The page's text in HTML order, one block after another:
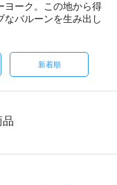
ヨーク。この地から得
なバルーンを生み出し
新着順
品